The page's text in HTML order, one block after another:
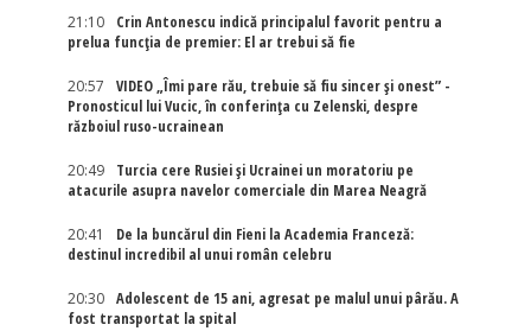
21:10
Crin Antonescu indică principalul favorit pentru a
prelua funcția de premier: El ar trebui să fie
20:57
VIDEO „Îmi pare rău, trebuie să fiu sincer și onest” -
Pronosticul lui Vucic, în conferința cu Zelenski, despre
războiul ruso-ucrainean
20:49
Turcia cere Rusiei și Ucrainei un moratoriu pe
atacurile asupra navelor comerciale din Marea Neagră
20:41
De la buncărul din Fieni la Academia Franceză:
destinul incredibil al unui român celebru
20:30
Adolescent de 15 ani, agresat pe malul unui pârău. A
fost transportat la spital